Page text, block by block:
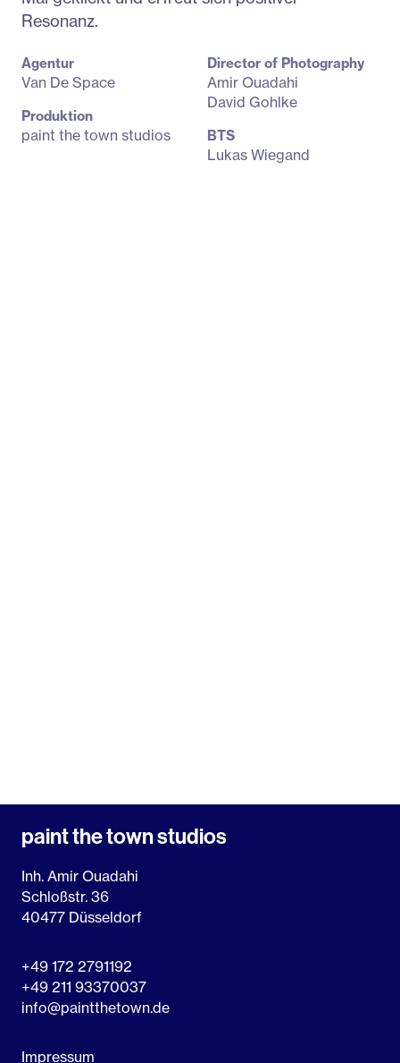
Resonanz.
Agentur
Van De Space
Produktion
paint the town studios
Director of Photography
Amir Ouadahi
David Gohlke
BTS
Lukas Wiegand
paint the town studios
Inh. Amir Ouadahi
Schloßstr. 36
40477 Düsseldorf
+49 172 2791192
+49 211 93370037
info@paintthetown.de
Impressum